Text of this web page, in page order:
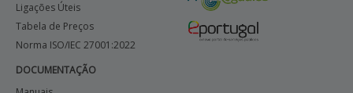
Ligações Úteis
Tabela de Preços
Norma ISO/IEC 27001:2022
DOCUMENTAÇÃO